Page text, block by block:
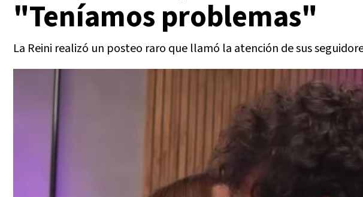
"Teníamos problemas"
La Reini realizó un posteo raro que llamó la atención de sus